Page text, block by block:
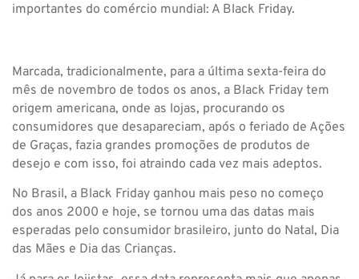
importantes do comércio mundial: A Black Friday.
Marcada, tradicionalmente, para a última sexta-feira do
mês de novembro de todos os anos, a Black Friday tem
origem americana, onde as lojas, procurando os
consumidores que desapareciam, após o feriado de Ações
de Graças, fazia grandes promoções de produtos de
desejo e com isso, foi atraindo cada vez mais adeptos.
No Brasil, a Black Friday ganhou mais peso no começo
dos anos 2000 e hoje, se tornou uma das datas mais
esperadas pelo consumidor brasileiro, junto do Natal, Dia
das Mães e Dia das Crianças.